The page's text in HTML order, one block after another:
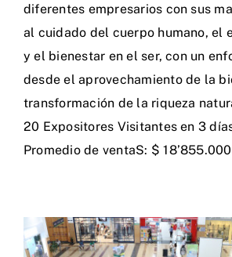
diferentes empresarios con sus
al cuidado del cuerpo humano, el
y el bienestar en el ser, con un
desde el aprovechamiento de la
transformación de la riqueza
20 Expositores Visitantes en 3
Promedio de ventaS: $ 18’855.000